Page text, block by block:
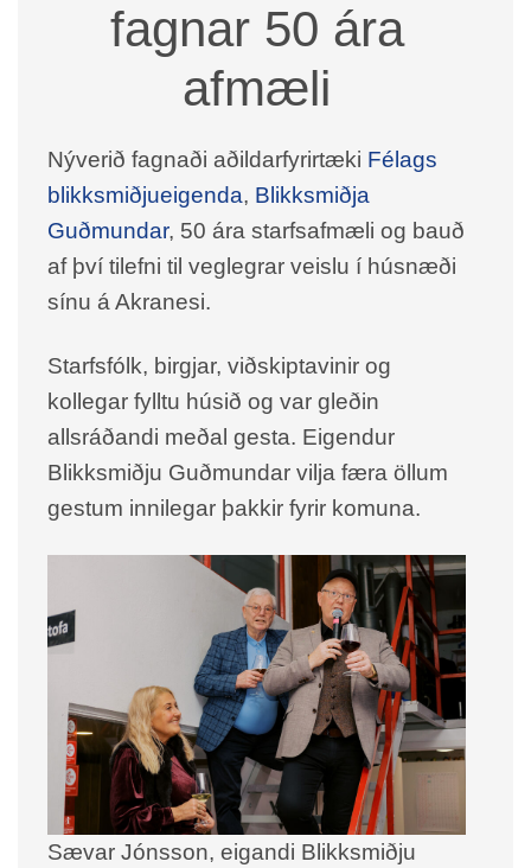
fagnar 50 ára
afmæli
Nýverið fagnaði aðildarfyrirtæki Félags
blikksmiðjueigenda, Blikksmiðja
Guðmundar, 50 ára starfsafmæli og bauð
af því tilefni til veglegrar veislu í húsnæði
sínu á Akranesi.
Starfsfólk, birgjar, viðskiptavinir og
kollegar fylltu húsið og var gleðin
allsráðandi meðal gesta. Eigendur
Blikksmiðju Guðmundar vilja færa öllum
gestum innilegar þakkir fyrir komuna.
Sævar Jónsson, eigandi Blikksmiðju